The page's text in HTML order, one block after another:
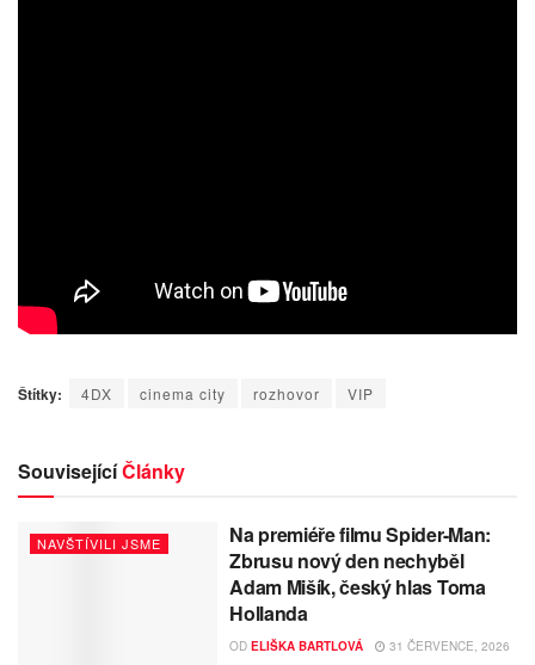
Štítky: 4DX cinema city rozhovor VIP
SouvisejícíČlánky
NAVŠTÍVILI JSME
Na premiéře filmu Spider-Man:
Zbrusu nový den nechyběl
Adam Mišík, český hlas Toma
Hollanda
OD ELIŠKA BARTLOVÁ 31 ČERVENCE, 2026